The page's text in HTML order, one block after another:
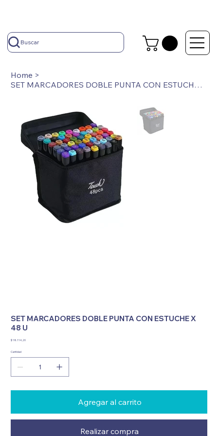
Buscar
Home >
SET MARCADORES DOBLE PUNTA CON ESTUCHE X 48 U
SET MARCADORES DOBLE PUNTA CON ESTUCHE X
48 U
Precio
$ 18.114,20
Cantidad
Agregar al carrito
Realizar compra